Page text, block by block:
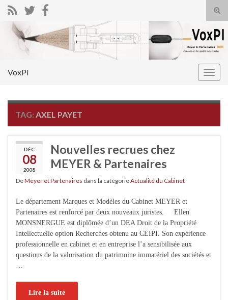
Search for:
VoxPI
TAG: AXEL PAYET
DÉC
08
2008
Nouvelles recrues chez
MEYER & Partenaires
DeMeyer et Partenaires dans la catégorieActualité du Cabinet
Le département Marques et Modèles du Cabinet MEYER et
Partenaires est renforcé par deux nouveaux juristes. Ellen
MONSNERGUE est diplômée d’un DEA Droit de la Propriété
Intellectuelle option Recherches obtenu au CEIPI. Son expérience
professionnelle en cabinet et en entreprise l’a sensibilisée aux
questions de la valorisation du patrimoine immatériel des sociétés et
Lire la suite